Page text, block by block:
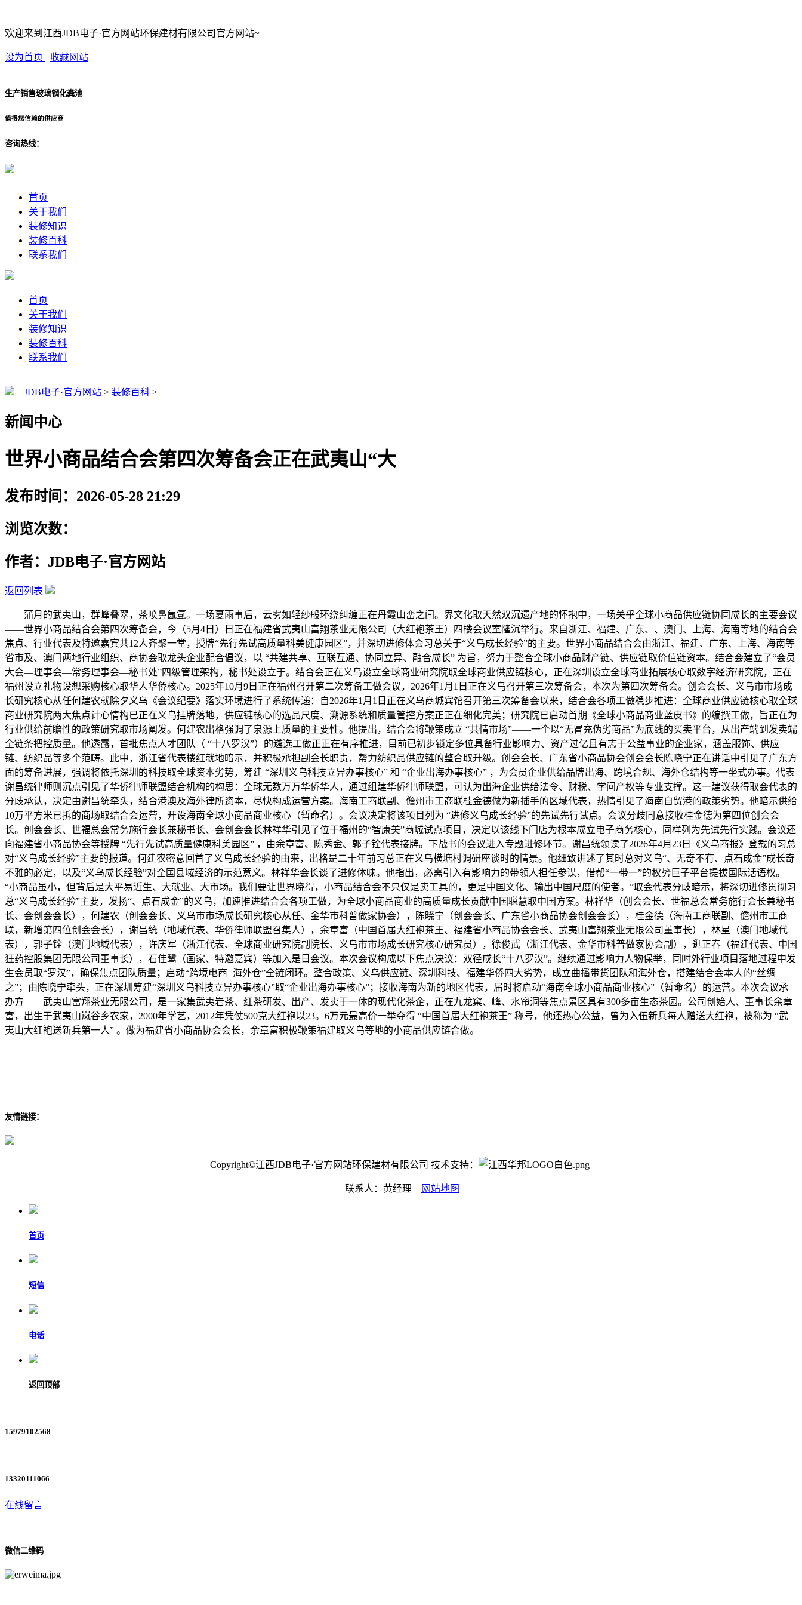
欢迎来到江西JDB电子·官方网站环保建材有限公司官方网站~
设为首页 | 收藏网站
生产销售玻璃钢化粪池
值得您信赖的供应商
咨询热线：
首页
关于我们
装修知识
装修百科
联系我们
首页
关于我们
装修知识
装修百科
联系我们
JDB电子·官方网站 > 装修百科 >
新闻中心
世界小商品结合会第四次筹备会正在武夷山“大
发布时间：2026-05-28 21:29
浏览次数：
作者：JDB电子·官方网站
返回列表
蒲月的武夷山，群峰叠翠，茶喷鼻氤氲。一场夏雨事后，云雾如轻纱般环绕纠缠正在丹霞山峦之间。界文化取天然双沉遗产地的怀抱中，一场关乎全球小商品供应链协同成长的主要会议
——世界小商品结合会第四次筹备会，今（5月4日）日正在福建省武夷山富翔茶业无限公司（大红袍茶王）四楼会议室隆沉举行。来自浙江、福建、广东、、澳门、上海、海南等地的结合会
焦点、行业代表及特邀嘉宾共12人齐聚一堂，授牌“先行先试高质量科美健康园区”，并深切进修体会习总关于“义乌成长经验”的主要。世界小商品结合会由浙江、福建、广东、上海、海南等
省市及、澳门两地行业组织、商协会取龙头企业配合倡议，以 “共建共享、互联互通、协同立异、融合成长” 为旨，努力于整合全球小商品财产链、供应链取价值链资本。结合会建立了“会员
大会—理事会—常务理事会—秘书处”四级管理架构，秘书处设立于。结合会正在义乌设立全球商业研究院取全球商业供应链核心，正在深圳设立全球商业拓展核心取数字经济研究院，正在
福州设立礼物设想采购核心取华人华侨核心。2025年10月9日正在福州召开第二次筹备工做会议，2026年1月1日正在义乌召开第三次筹备会，本次为第四次筹备会。创会会长、义乌市市场成
长研究核心从任何建农就除夕义乌《会议纪要》落实环境进行了系统传递：自2026年1月1日正在义乌商城宾馆召开第三次筹备会以来，结合会各项工做稳步推进：全球商业供应链核心取全球
商业研究院两大焦点计心情构已正在义乌挂牌落地，供应链核心的选品尺度、溯源系统和质量管控方案正正在细化完美；研究院已启动首期《全球小商品商业蓝皮书》的编撰工做，旨正在为
行业供给前瞻性的政策研究取市场阐发。何建农出格强调了泉源上质量的主要性。他提出，结合会将鞭策成立 “共情市场”——一个以“无冒充伪劣商品”为底线的买卖平台，从出产端到发卖端
全链条把控质量。他透露，首批焦点人才团队（ “十八罗汉”）的遴选工做正正在有序推进，目前已初步锁定多位具备行业影响力、资产过亿且有志于公益事业的企业家，涵盖服饰、供应
链、纺织品等多个范畴。此中，浙江省代表楼红就地暗示，并积极承担副会长职责，帮力纺织品供应链的整合取升级。创会会长、广东省小商品协会创会会长陈晓宁正在讲话中引见了广东方
面的筹备进展，强调将依托深圳的科技取全球资本劣势，筹建 “深圳义乌科技立异办事核心” 和 “企业出海办事核心” ，为会员企业供给品牌出海、跨境合规、海外仓结构等一坐式办事。代表
谢昌统律师则沉点引见了华侨律师联盟结合机构的构思：全球无数万万华侨华人，通过组建华侨律师联盟，可认为出海企业供给法令、财税、学问产权等专业支撑。这一建议获得取会代表的
分歧承认，决定由谢昌统牵头，结合港澳及海外律所资本，尽快构成运营方案。海南工商联副、儋州市工商联桂金德做为新插手的区域代表，热情引见了海南自贸港的政策劣势。他暗示供给
10万平方米已拆的商场取结合会运营，开设海南全球小商品商业核心（暂命名）。会议决定将该项目列为 “进修义乌成长经验”的先试先行试点。会议分歧同意接收桂金德为第四位创会会
长。创会会长、世福总会常务施行会长兼秘书长、会创会会长林祥华引见了位于福州的“智康美”商城试点项目，决定以该线下门店为根本成立电子商务核心，同样列为先试先行实践。会议还
向福建省小商品协会等授牌 “先行先试高质量健康科美园区” ，由余章富、陈秀金、郭子铨代表接牌。下战书的会议进入专题进修环节。谢昌统领读了2026年4月23日《义乌商报》登载的习总
对“义乌成长经验”主要的报道。何建农密意回首了义乌成长经验的由来，出格是二十年前习总正在义乌横塘村调研座谈时的情景。他细致讲述了其时总对义乌“、无奇不有、点石成金”成长奇
不雅的必定，以及“义乌成长经验”对全国县域经济的示范意义。林祥华会长谈了进修体味。他指出，必需引入有影响力的带领人担任参谋，借帮“一带一”的权势巨子平台提拔国际话语权。
“小商品虽小，但背后是大平易近生、大就业、大市场。我们要让世界晓得，小商品结合会不只仅是卖工具的，更是中国文化、输出中国尺度的使者。”取会代表分歧暗示，将深切进修贯彻习
总“义乌成长经验”主要，发扬“、点石成金”的义乌，加速推进结合会各项工做，为全球小商品商业的高质量成长贡献中国聪慧取中国方案。林祥华（创会会长、世福总会常务施行会长兼秘书
长、会创会会长），何建农（创会会长、义乌市市场成长研究核心从任、金华市科普做家协会），陈晓宁（创会会长、广东省小商品协会创会会长），桂金德（海南工商联副、儋州市工商
联，新增第四位创会会长），谢昌统（地域代表、华侨律师联盟召集人），余章富（中国首届大红袍茶王、福建省小商品协会会长、武夷山富翔茶业无限公司董事长），林星（澳门地域代
表），郭子铨（澳门地域代表），许庆军（浙江代表、全球商业研究院副院长、义乌市市场成长研究核心研究员），徐俊武（浙江代表、金华市科普做家协会副），逛正春（福建代表、中国
狂药控股集团无限公司董事长），石佳鹭（画家、特邀嘉宾）等加入是日会议。本次会议构成以下焦点决议：双径成长“十八罗汉”。继续通过影响力人物保举，同时外行业项目落地过程中发
生会员取“罗汉”，确保焦点团队质量；启动“跨境电商+海外仓”全链闭环。整合政策、义乌供应链、深圳科技、福建华侨四大劣势，成立曲播带货团队和海外仓，搭建结合会本人的“丝绸
之”；由陈晓宁牵头，正在深圳筹建“深圳义乌科技立异办事核心”取“企业出海办事核心”；接收海南为新的地区代表，届时将启动“海南全球小商品商业核心”（暂命名）的运营。本次会议承
办方——武夷山富翔茶业无限公司，是一家集武夷岩茶、红茶研发、出产、发卖于一体的现代化茶企，正在九龙窠、峰、水帘洞等焦点景区具有300多亩生态茶园。公司创始人、董事长余章
富，出生于武夷山岚谷乡农家，2000年学艺，2012年凭仗500克大红袍以23。6万元最高价一举夺得 “中国首届大红袍茶王” 称号，他还热心公益，曾为入伍新兵每人赠送大红袍，被称为 “武
夷山大红袍送新兵第一人” 。做为福建省小商品协会会长，余章富积极鞭策福建取义乌等地的小商品供应链合做。
友情链接：
Copyright©江西JDB电子·官方网站环保建材有限公司 技术支持：
联系人：黄经理 网站地图
首页
短信
电话
返回顶部
15979102568
13320111066
在线留言
微信二维码